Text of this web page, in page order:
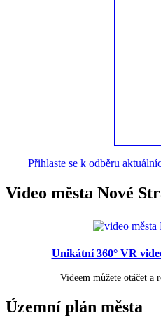
Přihlaste se k odběru
Video města Nové
Unikátní 360° VR
Videem můžete otáčet a
Územní plán města